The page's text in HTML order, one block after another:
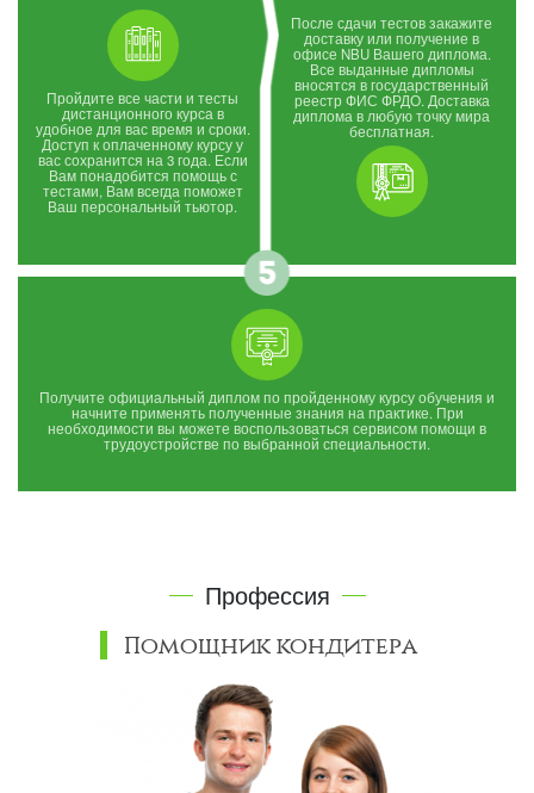
Пройдите все части и тесты
дистанционного курса в
удобное для вас время и сроки.
Доступ к оплаченному курсу у
вас сохранится на 3 года. Если
Вам понадобится помощь с
тестами, Вам всегда поможет
Ваш персональный тьютор.
После сдачи тестов закажите
доставку или получение в
офисе NBU Вашего диплома.
Все выданные дипломы
вносятся в государственный
реестр ФИС ФРДО. Доставка
диплома в любую точку мира
бесплатная.
Получите официальный диплом по пройденному курсу обучения и
начните применять полученные знания на практике. При
необходимости вы можете воспользоваться сервисом помощи в
трудоустройстве по выбранной специальности.
Профессия
Помощник кондитера